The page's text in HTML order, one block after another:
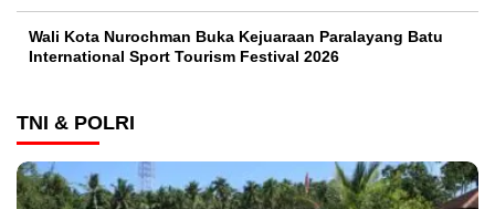
Wali Kota Nurochman Buka Kejuaraan Paralayang Batu
International Sport Tourism Festival 2026
TNI & POLRI